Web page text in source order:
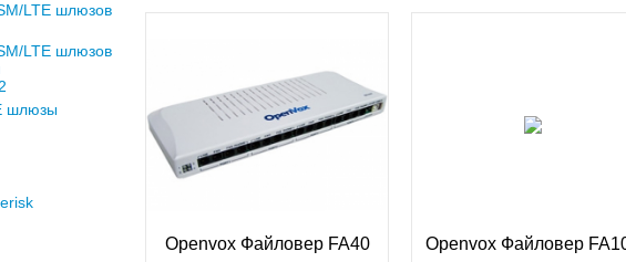
LTE шлюзов
LTE шлюзов
шлюзы
Openvox Файловер FA40 Openvox Файловер